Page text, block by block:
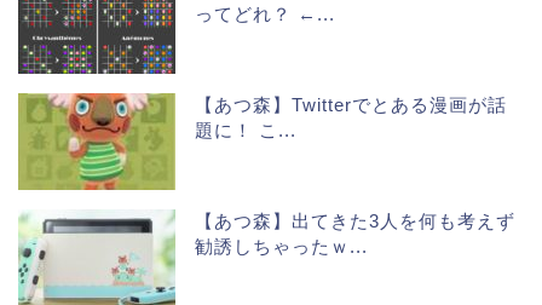
ってどれ？ ←...
【あつ森】Twitterでとある漫画が話
題に！ こ...
【あつ森】出てきた3人を何も考えず
勧誘しちゃったｗ...